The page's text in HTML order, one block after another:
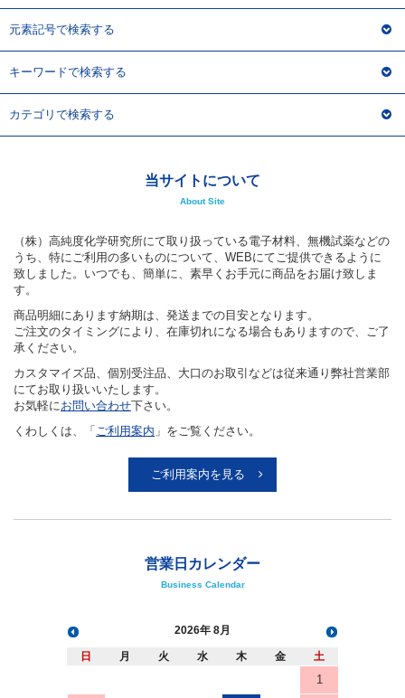
元素記号で検索する
キーワードで検索する
カテゴリで検索する
当サイトについて
About Site
（株）高純度化学研究所にて取り扱っている電子材料、無機試薬などの
うち、特にご利用の多いものについて、WEBにてご提供できるように
致しました。いつでも、簡単に、素早くお手元に商品をお届け致しま
す。
商品明細にあります納期は、発送までの目安となります。
ご注文のタイミングにより、在庫切れになる場合もありますので、ご了
承ください。
カスタマイズ品、個別受注品、大口のお取引などは従来通り弊社営業部
にてお取り扱いいたします。
お気軽にお問い合わせ下さい。
くわしくは、「 ご利用案内 」をご覧ください。
ご利用案内を見る
営業日カレンダー
Business Calendar
2026 8月
日 月 火 水 木 金 土
1